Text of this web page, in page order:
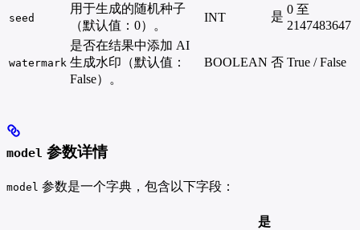
seed
用于生成的随机种子
（默认值：0）。
INT 是
0 至
2147483647
watermark
是否在结果中添加 AI
生成水印（默认值：
False）。
BOOLEAN 否 True / False
model 参数详情
model 参数是一个字典，包含以下字段：
是